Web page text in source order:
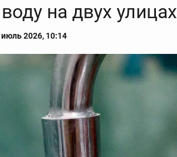
на двух улицах
июль 2026, 10:14